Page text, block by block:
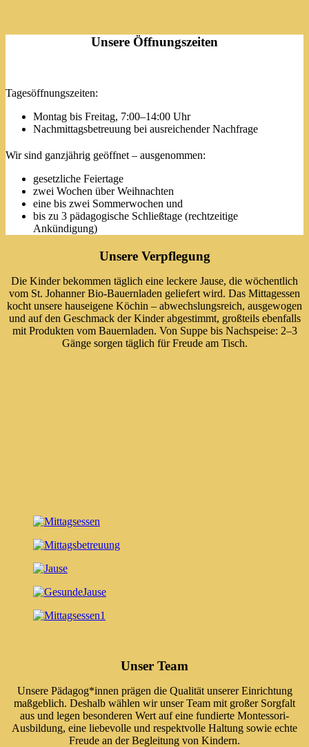
Unsere Öffnungszeiten
Tagesöffnungszeiten:
Montag bis Freitag, 7:00–14:00 Uhr
Nachmittagsbetreuung bei ausreichender Nachfrage
Wir sind ganzjährig geöffnet – ausgenommen:
gesetzliche Feiertage
zwei Wochen über Weihnachten
eine bis zwei Sommerwochen und
bis zu 3 pädagogische Schließtage (rechtzeitige
Ankündigung)
Unsere Verpflegung
Die Kinder bekommen täglich eine leckere Jause, die wöchentlich
vom St. Johanner Bio-Bauernladen geliefert wird. Das Mittagessen
kocht unsere hauseigene Köchin – abwechslungsreich, ausgewogen
und auf den Geschmack der Kinder abgestimmt, großteils ebenfalls
mit Produkten vom Bauernladen. Von Suppe bis Nachspeise: 2–3
Gänge sorgen täglich für Freude am Tisch.
Unser Team
Unsere Pädagog*innen prägen die Qualität unserer Einrichtung
maßgeblich. Deshalb wählen wir unser Team mit großer Sorgfalt
aus und legen besonderen Wert auf eine fundierte Montessori-
Ausbildung, eine liebevolle und respektvolle Haltung sowie echte
Freude an der Begleitung von Kindern.